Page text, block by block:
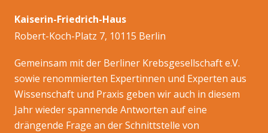
Kaiserin-Friedrich-Haus
Robert-Koch-Platz 7, 10115 Berlin
Gemeinsam mit der Berliner Krebsgesellschaft e.V.
sowie renommierten Expertinnen und Experten aus
Wissenschaft und Praxis geben wir auch in diesem
Jahr wieder spannende Antworten auf eine
drängende Frage an der Schnittstelle von